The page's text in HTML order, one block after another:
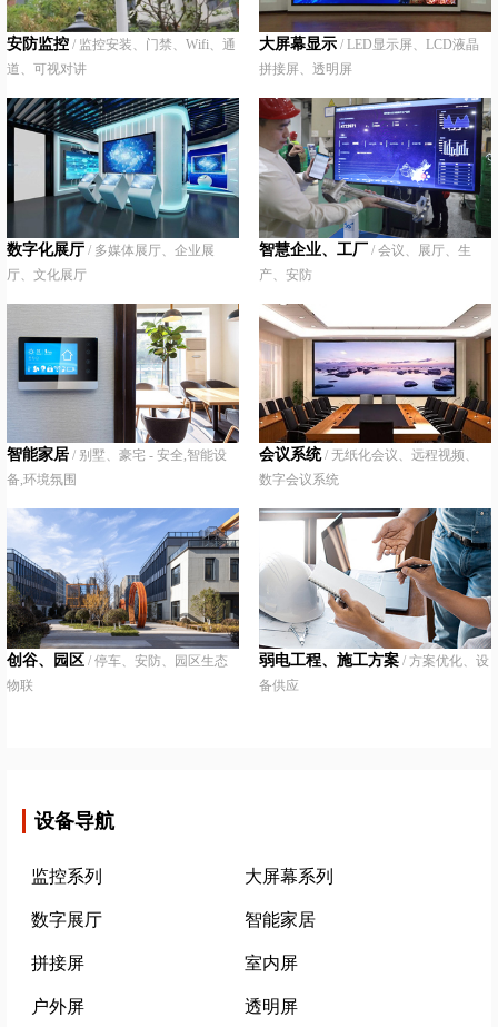
安防监控 / 监控安装、门禁、Wifi、通
道、可视对讲
大屏幕显示/ LED显示屏、LCD液晶
拼接屏、透明屏
数字化展厅 / 多媒体展厅、企业展
厅、文化展厅
智慧企业、工厂/ 会议、展厅、生
产、安防
智能家居 / 别墅、豪宅 - 安全,智能设
备,环境氛围
会议系统/ 无纸化会议、远程视频、
数字会议系统
创谷、园区 / 停车、安防、园区生态
物联
弱电工程、施工方案/ 方案优化、设
备供应
设备导航
监控系列 大屏幕系列
数字展厅 智能家居
拼接屏 室内屏
户外屏 透明屏